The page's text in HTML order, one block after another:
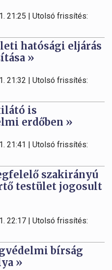
21:25 | Utolsó frissítés:
hatósági eljárás
»
21:32 | Utolsó frissítés:
is
erdőben »
21:41 | Utolsó frissítés:
szakirányú
testület jogosult
22:17 | Utolsó frissítés:
bírság
»